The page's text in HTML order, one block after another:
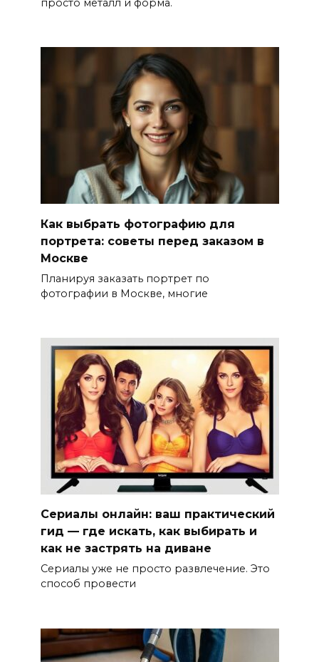
Как выбрать фотографию для
портрета: советы перед заказом в
Москве
Планируя заказать портрет по
фотографии в Москве, многие
Сериалы онлайн: ваш практический
гид — где искать, как выбирать и
как не застрять на диване
Сериалы уже не просто развлечение. Это
способ провести